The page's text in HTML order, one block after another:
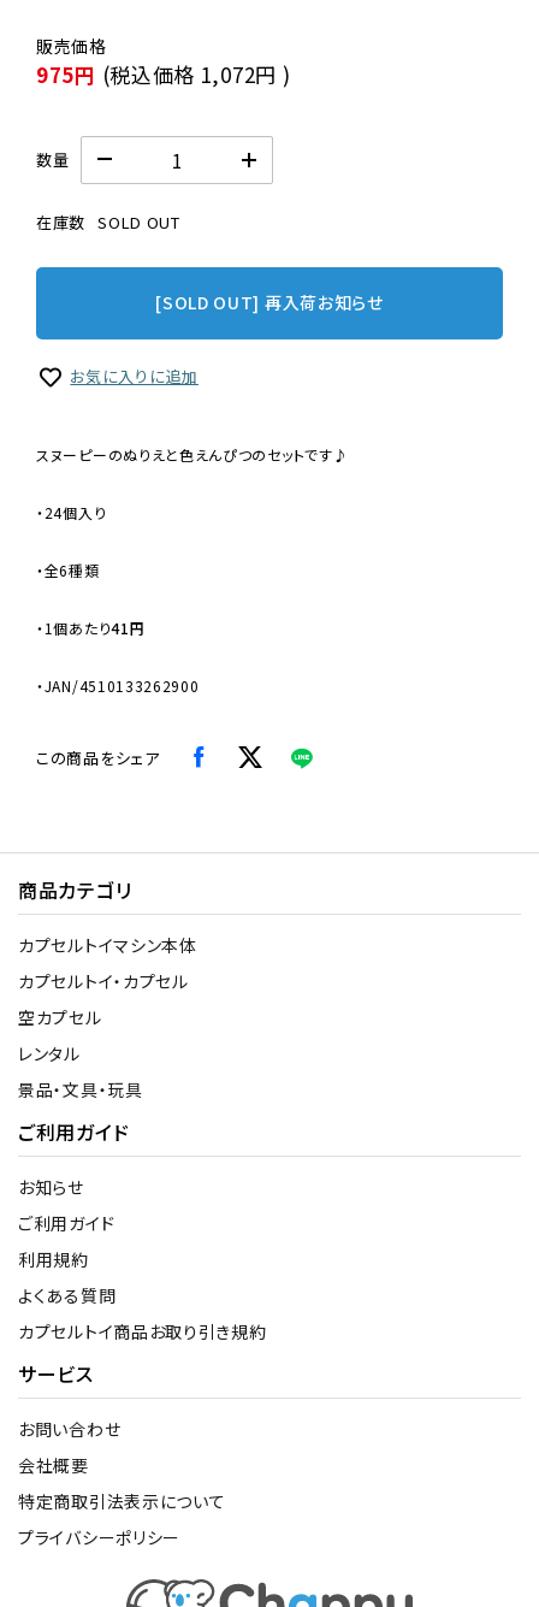
975円 (税込価格 1,072円 )
数量
在庫数 SOLD OUT
[SOLD OUT] 再入荷お知らせ
お気に入りに追加
スヌーピーのぬりえと色えんぴつのセットです♪
・24個入り
・全6種類
・1個あたり41円
・JAN/4510133262900
この商品をシェア
商品カテゴリ
カプセルトイマシン本体
カプセルトイ・カプセル
空カプセル
レンタル
景品・文具・玩具
ご利用ガイド
お知らせ
ご利用ガイド
利用規約
よくある質問
カプセルトイ商品お取り引き規約
サービス
お問い合わせ
会社概要
特定商取引法表示について
プライバシーポリシー